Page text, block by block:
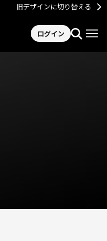
旧デザインに切り替える
ログイン